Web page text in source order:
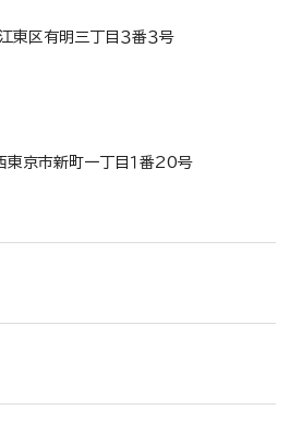
区有明三丁目３番３号
京市新町一丁目１番20号